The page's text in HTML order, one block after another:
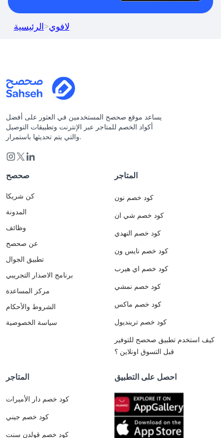
الرئيسية>لافوي
يساعد موقع صحصح المستخدمين في العثور على أفضل
أكواد الخصم للمتاجر عبر الإنترنت وتطبيقات التوصيل
والتي يتم تحديثها باستمرار.
صحصح
كن شريكا
المدونة
وظائف
عن صحصح
تطبيق الجوال
برنامج الاصدار التجريبي
مركز المساعدة
الشروط والأحكام
سياسة الخصوصية
المتاجر
كود خصم نون
كود خصم شي ان
كود خصم النهدي
كود خصم نايس ون
كود خصم اي هيرب
كود خصم نمشي
كود خصم ماكس
كود خصم ترينديول
كيف استخدم تطبيق صحصح للتوفير
قبل التسوق اونلاين ؟
المتاجر
كود خصم دار الأميرات
كود خصم جيني
كود خصم قولدن سنت
احصل على التطبيق